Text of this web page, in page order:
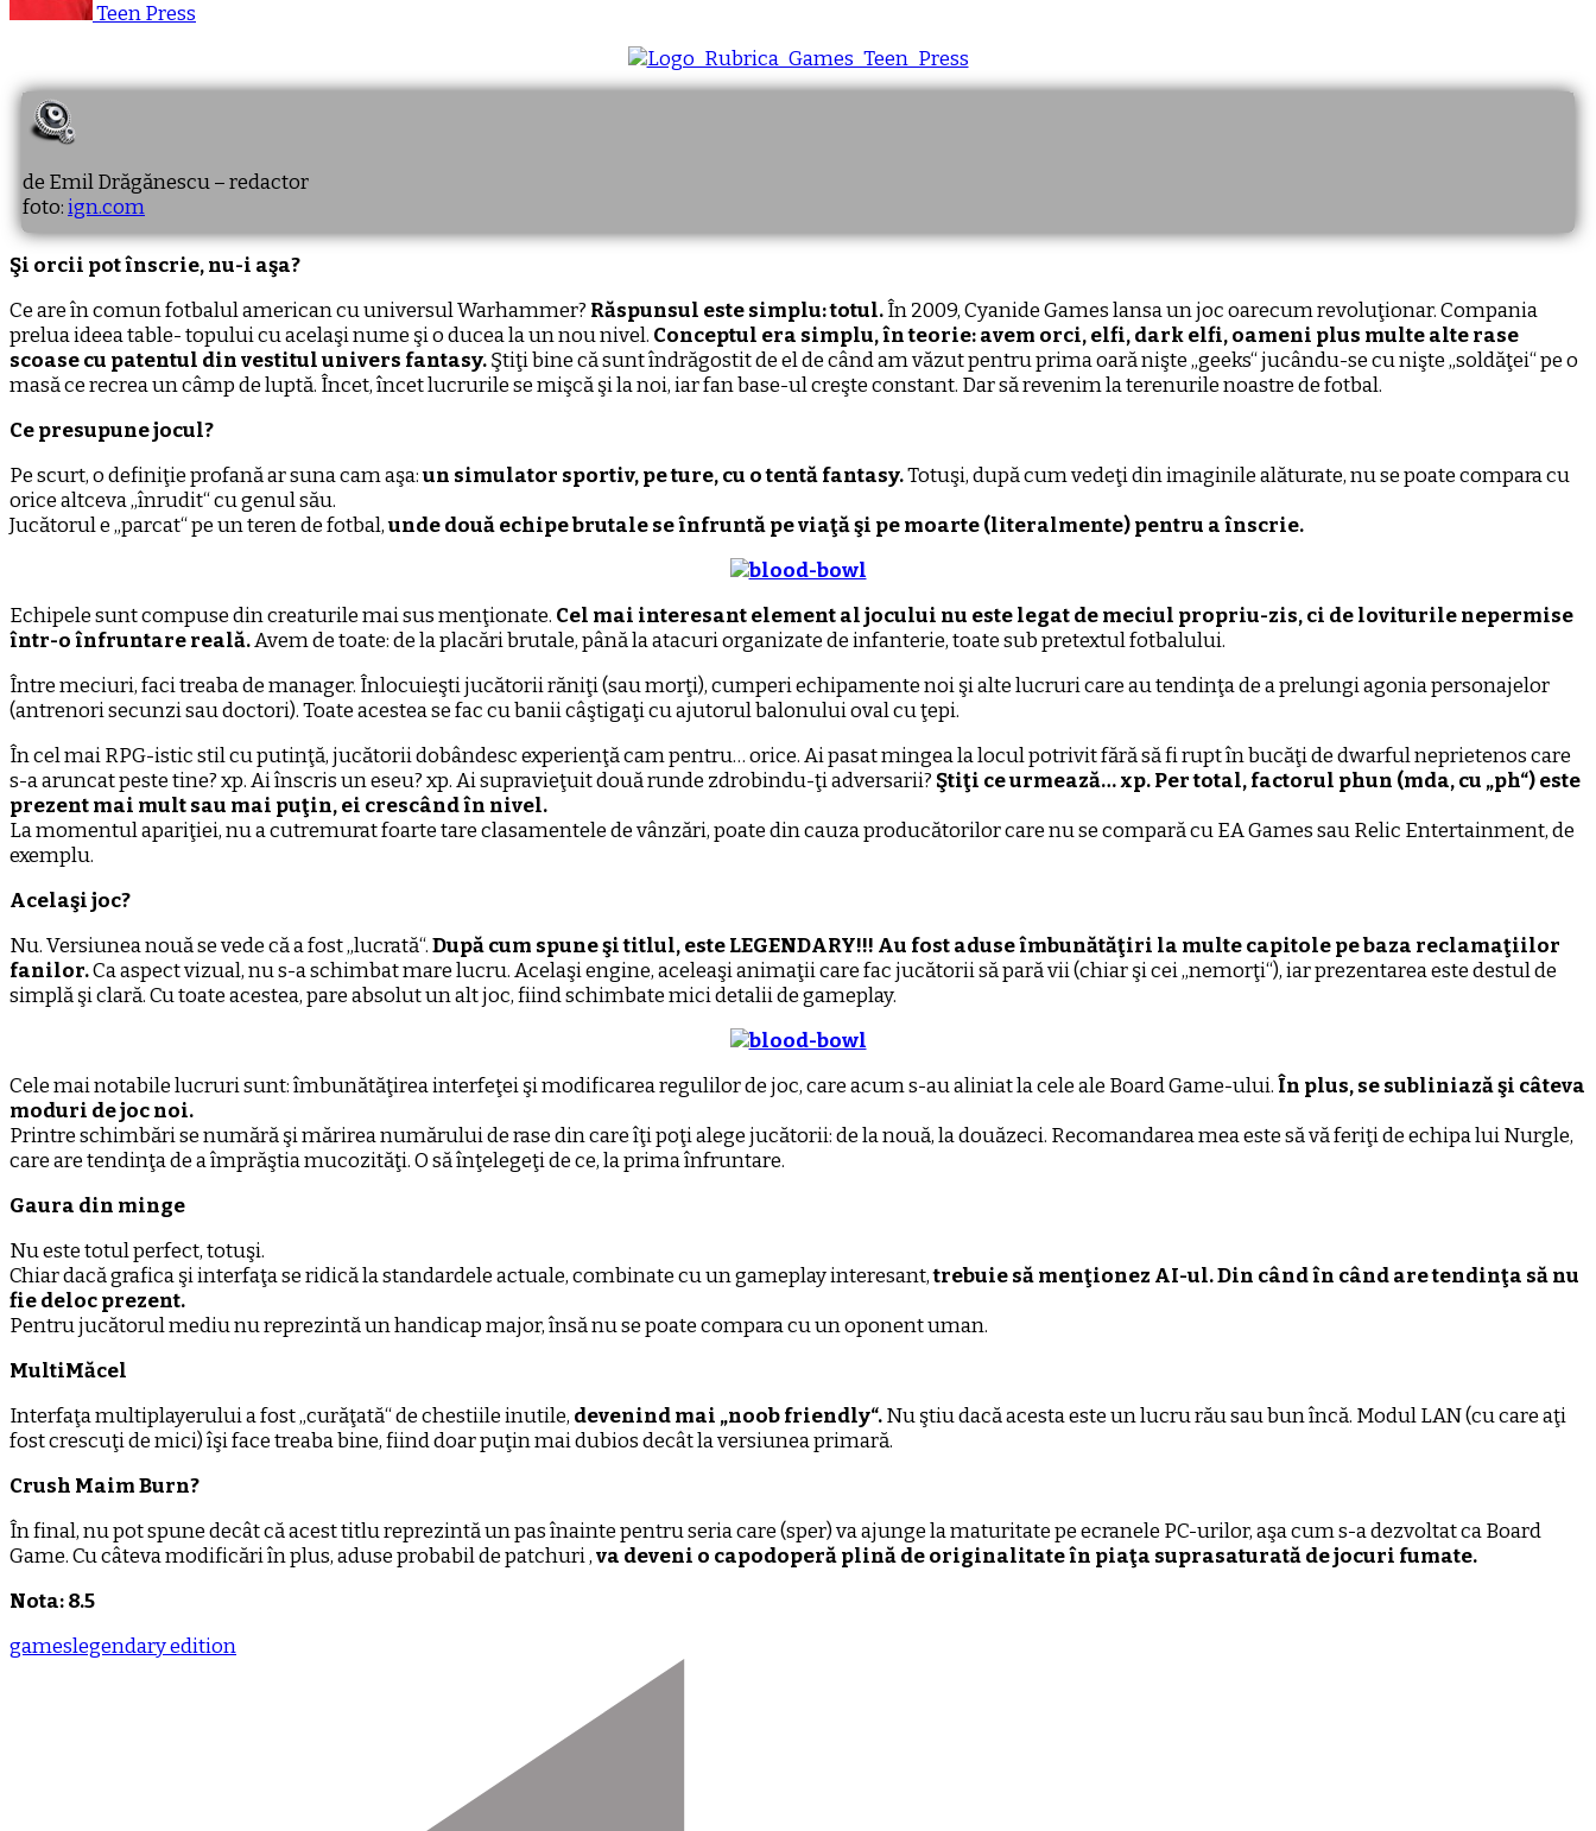
Teen Press
de Emil Drăgănescu – redactor
foto:ign.com
Şi orcii pot înscrie, nu-i aşa?
Ce are în comun fotbalul american cu universul Warhammer? Răspunsul este simplu: totul.În 2009, Cyanide Games lansa un joc oarecum revoluţionar. Compania
prelua ideea table- topului cu acelaşi nume şi o ducea la un nou nivel. Conceptul era simplu, în teorie: avem orci, elfi, dark elfi, oameni plus multe alte rase
scoase cu patentul din vestitul univers fantasy.Ştiţi bine că sunt îndrăgostit de el de când am văzut pentru prima oară nişte „geeks“ jucându-se cu nişte „soldăţei“ pe o
masă ce recrea un câmp de luptă. Încet, încet lucrurile se mişcă şi la noi, iar fan base-ul creşte constant. Dar să revenim la terenurile noastre de fotbal.
Ce presupune jocul?
Pe scurt, o definiţie profană ar suna cam aşa:un simulator sportiv, pe ture, cu o tentă fantasy.Totuşi, după cum vedeţi din imaginile alăturate, nu se poate compara cu
orice altceva „înrudit“ cu genul său.
Jucătorul e „parcat“ pe un teren de fotbal,unde două echipe brutale se înfruntă pe viaţă şi pe moarte (literalmente) pentru a înscrie.
Echipele sunt compuse din creaturile mai sus menţionate. Cel mai interesant element al jocului nu este legat de meciul propriu-zis, ci de loviturile nepermise
într-o înfruntare reală.Avem de toate: de la placări brutale, până la atacuri organizate de infanterie, toate sub pretextul fotbalului.
Între meciuri, faci treaba de manager. Înlocuieşti jucătorii răniţi (sau morţi), cumperi echipamente noi şi alte lucruri care au tendinţa de a prelungi agonia personajelor
(antrenori secunzi sau doctori). Toate acestea se fac cu banii câştigaţi cu ajutorul balonului oval cu ţepi.
În cel mai RPG-istic stil cu putinţă, jucătorii dobândesc experienţă cam pentru… orice. Ai pasat mingea la locul potrivit fără să fi rupt în bucăţi de dwarful neprietenos care
s-a aruncat peste tine? xp. Ai înscris un eseu? xp. Ai supravieţuit două runde zdrobindu-ţi adversarii? Ştiţi ce urmează… xp. Per total, factorul phun (mda, cu „ph“) este
prezent mai mult sau mai puţin, ei crescând în nivel.
La momentul apariţiei, nu a cutremurat foarte tare clasamentele de vânzări, poate din cauza producătorilor care nu se compară cu EA Games sau Relic Entertainment, de
exemplu.
Acelaşi joc?
Nu. Versiunea nouă se vede că a fost „lucrată“.După cum spune şi titlul, este LEGENDARY!!! Au fost aduse îmbunătăţiri la multe capitole pe baza reclamaţiilor
fanilor.Ca aspect vizual, nu s-a schimbat mare lucru. Acelaşi engine, aceleaşi animaţii care fac jucătorii să pară vii (chiar şi cei „nemorţi“), iar prezentarea este destul de
simplă şi clară. Cu toate acestea, pare absolut un alt joc, fiind schimbate mici detalii de gameplay.
Cele mai notabile lucruri sunt: îmbunătăţirea interfeţei şi modificarea regulilor de joc, care acum s-au aliniat la cele ale Board Game-ului. În plus, se subliniază şi câteva
moduri de joc noi.
Printre schimbări se numără şi mărirea numărului de rase din care îţi poţi alege jucătorii: de la nouă, la douăzeci. Recomandarea mea este să vă feriţi de echipa lui Nurgle,
care are tendinţa de a împrăştia mucozităţi. O să înţelegeţi de ce, la prima înfruntare.
Gaura din minge
Nu este totul perfect, totuşi.
Chiar dacă grafica şi interfaţa se ridică la standardele actuale, combinate cu un gameplay interesant,trebuie să menţionez AI-ul. Din când în când are tendinţa să nu
fie deloc prezent.
Pentru jucătorul mediu nu reprezintă un handicap major, însă nu se poate compara cu un oponent uman.
MultiMăcel
Interfaţa multiplayerului a fost „curăţată“ de chestiile inutile, devenind mai „noob friendly“.Nu ştiu dacă acesta este un lucru rău sau bun încă. Modul LAN (cu care aţi
fost crescuţi de mici) îşi face treaba bine, fiind doar puţin mai dubios decât la versiunea primară.
Crush Maim Burn?
În final, nu pot spune decât că acest titlu reprezintă un pas înainte pentru seria care (sper) va ajunge la maturitate pe ecranele PC-urilor, aşa cum s-a dezvoltat ca Board
Game. Cu câteva modificări în plus, aduse probabil de patchuri ,va deveni o capodoperă plină de originalitate în piaţa suprasaturată de jocuri fumate.
Nota: 8.5
gameslegendary edition